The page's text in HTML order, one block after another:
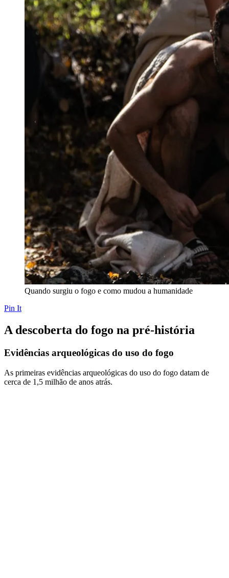
Quando surgiu o fogo e como mudou a humanidade
Pin It
A descoberta do fogo na pré-história
Evidências arqueológicas do uso do fogo
As primeiras evidências arqueológicas do uso do fogo datam de
cerca de 1,5 milhão de anos atrás.